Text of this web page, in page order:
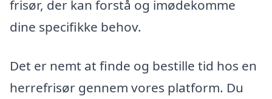
frisør, der kan forstå og imødekomme
dine specifikke behov.
Det er nemt at finde og bestille tid hos en
herrefrisør gennem vores platform. Du